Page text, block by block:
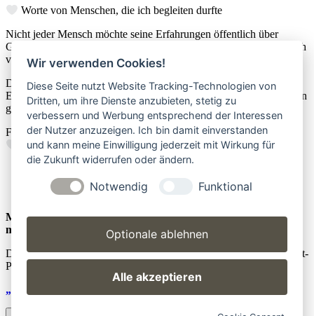
Worte von Menschen, die ich begleiten durfte
Nicht jeder Mensch möchte seine Erfahrungen öffentlich über
Google teilen. Gerade bei sehr persönlichen Themen wünschen sich
viele Diskretion und Privatsphäre.
Deshalb findest du hier zusätzlich einige Rückmeldungen und
Erfahrungsberichte von Kundinnen und Kunden, die ihre Gedanken
gerne teilen möchten – jedoch anonym bleiben möchten.
Für das entgegengebrachte Vertrauen bin ich von Herzen dankbar.
Möchtest du weitere Bewertungen lesen oder deine Erfahrung
mit anderen Menschen teilen?
Dann freue ich mich über deinen Besuch auf meinem ProvenExpert-
Profil.
„Zum ProvenExpert-Profil“
Wir verwenden Cookies!
Diese Seite nutzt Website Tracking-Technologien von
Dritten, um ihre Dienste anzubieten, stetig zu
verbessern und Werbung entsprechend der Interessen
der Nutzer anzuzeigen. Ich bin damit einverstanden
und kann meine Einwilligung jederzeit mit Wirkung für
die Zukunft widerrufen oder ändern.
Notwendig Funktional
Optionale ablehnen
Alle akzeptieren